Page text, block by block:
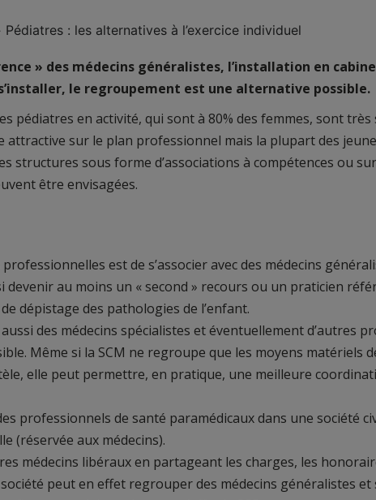
Pédiatres : les alternatives à l’exercice individuel
» des médecins généralistes, l’installation en
le regroupement est une alternative possible.
pédiatres en activité, qui sont à 80% des femmes, sont
attractive sur le plan professionnel mais la plupart des
structures sous forme d’associations à compétences ou
être envisagées.
est de s’associer avec des médecins
au moins un « second » recours ou un praticien
dépistage des pathologies de l’enfant.
des médecins spécialistes et éventuellement d’autres
Même si la SCM ne regroupe que les moyens matériels
elle peut permettre, en pratique, une meilleure
professionnels de santé paramédicaux dans une société
(réservée aux médecins).
médecins libéraux en partageant les charges, les
peut en effet regrouper des médecins généralistes